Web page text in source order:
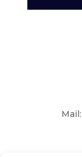
Mail: